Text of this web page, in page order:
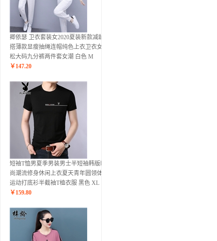
卿依瑟 卫衣套装女2020夏装新款减龄百
搭薄款显瘦抽绳连帽纯色上衣卫衣女宽
松大码九分裤两件套女潮 白色 M
￥ 147.20
短袖T恤男夏季男装男士半短袖韩版时
尚潮流修身休闲上衣夏天青年圆领体恤
运动打底衫半截袖T桖衣服 黑色 XL
￥ 159.80